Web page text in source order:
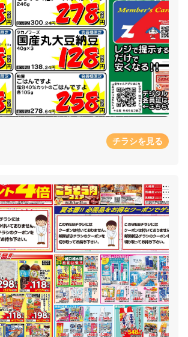
チラシを見る